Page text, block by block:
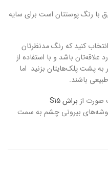
با رنگ پوستتان است برای سایه
کنید که رنگ مدنظرتان
باشد و با استفاده از
پشت پلک‌هایتان بزنید اما
باشند.
صورت از
براش S15
گوشه‌های بیرونی چشم به سمت